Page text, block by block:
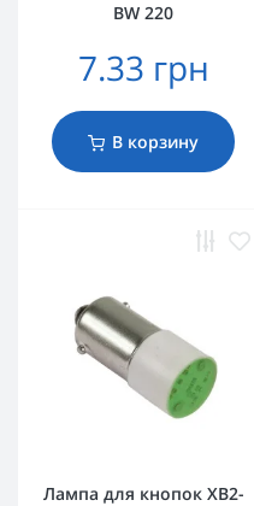
BW 220
7.33 грн
В корзину
Лампа для кнопок XB2-